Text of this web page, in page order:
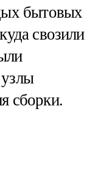
бытовых
свозили
сборки.